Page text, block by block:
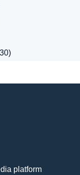
platform